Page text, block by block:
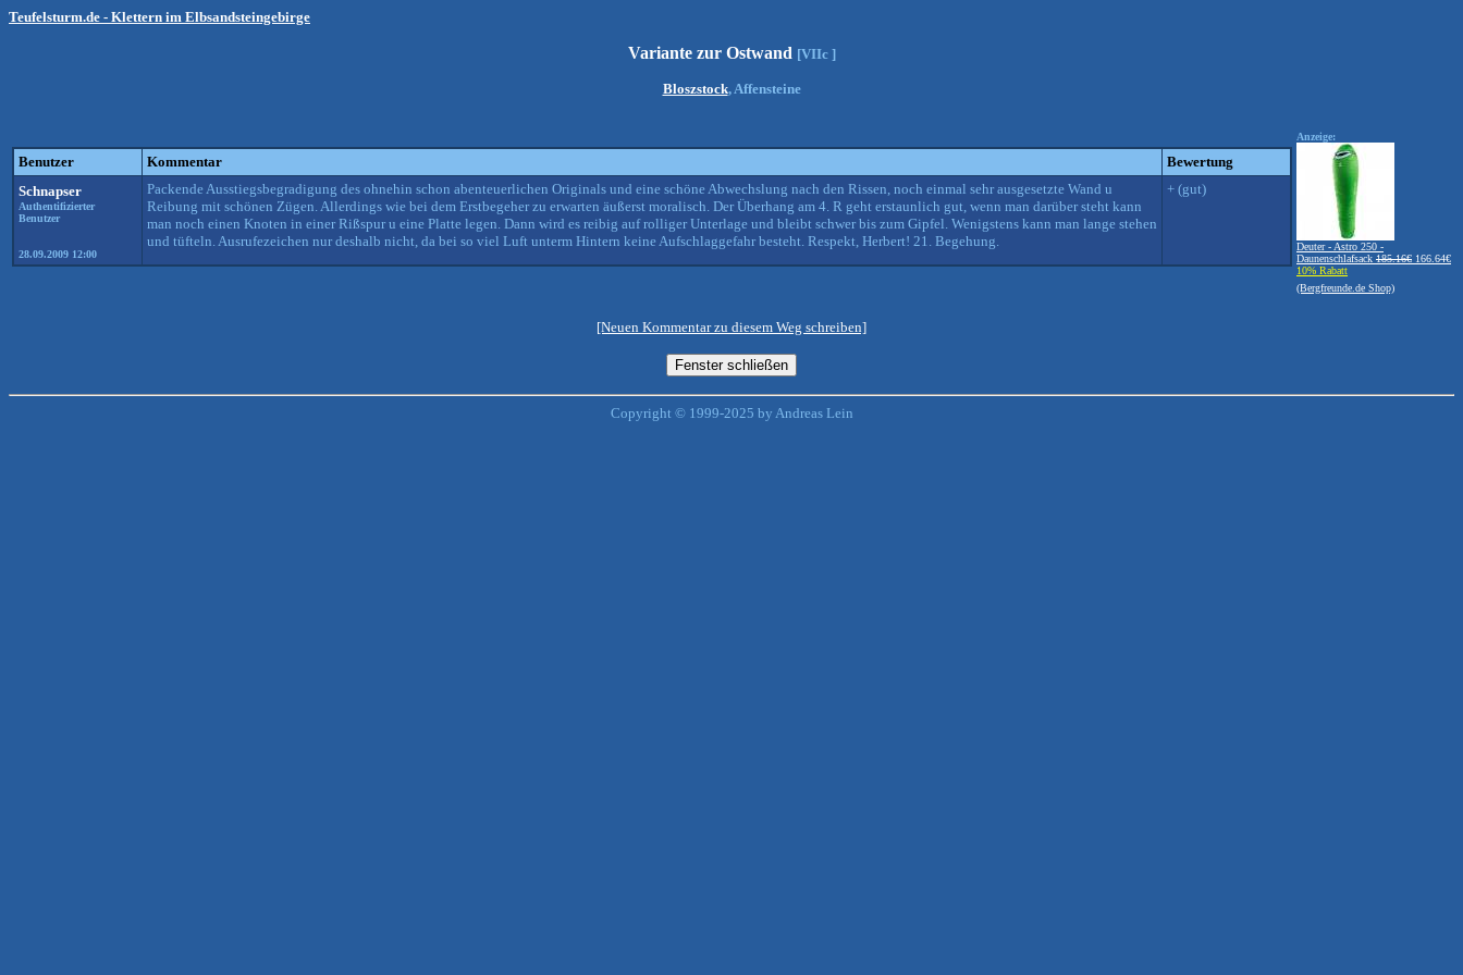
Teufelsturm.de - Klettern im Elbsandsteingebirge
Variante zur Ostwand [VIIc ]
Bloszstock, Affensteine
Benutzer Kommentar
Bewertung
Schnapser
Authentifizierter
Benutzer
28.09.2009 12:00
Packende Ausstiegsbegradigung des ohnehin schon abenteuerlichen Originals und eine schöne Abwechslung nach den Rissen, noch einmal sehr ausgesetzte Wand u
Reibung mit schönen Zügen. Allerdings wie bei dem Erstbegeher zu erwarten äußerst moralisch. Der Überhang am 4. R geht erstaunlich gut, wenn man darüber steht kann
man noch einen Knoten in einer Rißspur u eine Platte legen. Dann wird es reibig auf rolliger Unterlage und bleibt schwer bis zum Gipfel. Wenigstens kann man lange stehen
und tüfteln. Ausrufezeichen nur deshalb nicht, da bei so viel Luft unterm Hintern keine Aufschlaggefahr besteht. Respekt, Herbert! 21. Begehung.
+ (gut)
Anzeige:
Deuter - Astro 250 -
Daunenschlafsack 185.16€ 166.64€
10% Rabatt
(Bergfreunde.de Shop)
[Neuen Kommentar zu diesem Weg schreiben]
Copyright © 1999-2025 by Andreas Lein